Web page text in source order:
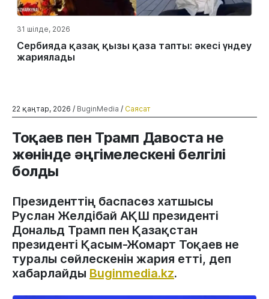
31 шілде, 2026
Сербияда қазақ қызы қаза тапты: әкесі үндеу
жариялады
22 қаңтар, 2026 / BuginMedia / Саясат
Тоқаев пен Трамп Давоста не
жөнінде әңгімелескені белгілі
болды
Президенттің баспасөз хатшысы
Руслан Желдібай АҚШ президенті
Дональд Трамп пен Қазақстан
президенті Қасым-Жомарт Тоқаев не
туралы сөйлескенін жария етті, деп
хабарлайды Buginmedia.kz.